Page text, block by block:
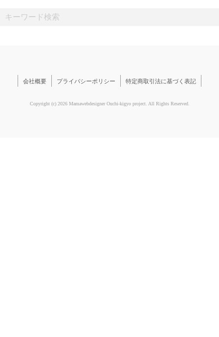
会社概要 プライバシーポリシー 特定商取引法に基づく表記
Copyright (c) 2026 Mamawebdesigner Ouchi-kigyo project. All Rights Reserved.